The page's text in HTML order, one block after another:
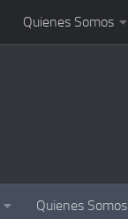
Quienes Somos
Quienes Somos